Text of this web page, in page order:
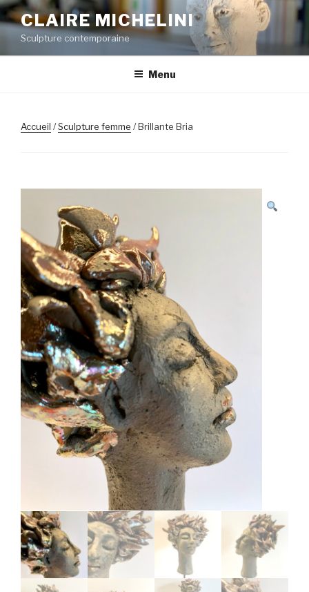
Aller
au
contenu
principal
CLAIRE MICHELINI
Sculpture contemporaine
Menu
Accueil /Sculpture femme / Brillante Bria